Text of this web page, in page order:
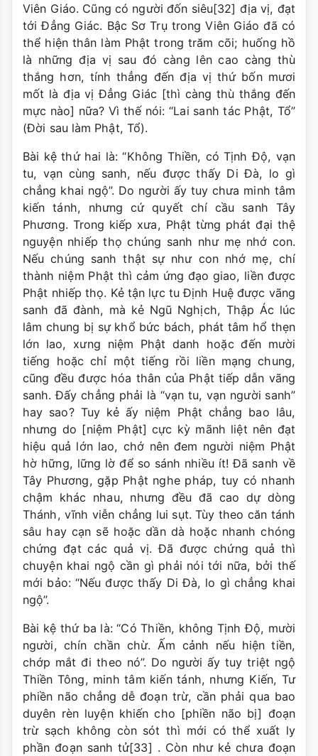
Viên Giáo. Cũng có người đốn siêu[32] địa vị, đạt
tới Ðẳng Giác. Bậc Sơ Trụ trong Viên Giáo đã có
thể hiện thân làm Phật trong trăm cõi; huống hồ
là những địa vị sau đó càng lên cao càng thù
thắng hơn, tính thẳng đến địa vị thứ bốn mươi
mốt là địa vị Ðẳng Giác [thì càng thù thắng đến
mực nào] nữa? Vì thế nói: “Lai sanh tác Phật, Tổ”
(Đời sau làm Phật, Tổ).
Bài kệ thứ hai là: “Không Thiền, có Tịnh Ðộ, vạn
tu, vạn cùng sanh, nếu được thấy Di Ðà, lo gì
chẳng khai ngộ”. Do người ấy tuy chưa minh tâm
kiến tánh, nhưng cứ quyết chí cầu sanh Tây
Phương. Trong kiếp xưa, Phật từng phát đại thệ
nguyện nhiếp thọ chúng sanh như mẹ nhớ con.
Nếu chúng sanh thật sự như con nhớ mẹ, chí
thành niệm Phật thì cảm ứng đạo giao, liền được
Phật nhiếp thọ. Kẻ tận lực tu Ðịnh Huệ được vãng
sanh đã đành, mà kẻ Ngũ Nghịch, Thập Ác lúc
lâm chung bị sự khổ bức bách, phát tâm hổ thẹn
lớn lao, xưng niệm Phật danh hoặc đến mười
tiếng hoặc chỉ một tiếng rồi liền mạng chung,
cũng đều được hóa thân của Phật tiếp dẫn vãng
sanh. Ðấy chẳng phải là “vạn tu, vạn người sanh”
hay sao? Tuy kẻ ấy niệm Phật chẳng bao lâu,
nhưng do [niệm Phật] cực kỳ mãnh liệt nên đạt
hiệu quả lớn lao, chớ nên đem người niệm Phật
hờ hững, lững lờ để so sánh nhiều ít! Ðã sanh về
Tây Phương, gặp Phật nghe pháp, tuy có nhanh
chậm khác nhau, nhưng đều đã cao dự dòng
Thánh, vĩnh viễn chẳng lui sụt. Tùy theo căn tánh
sâu hay cạn sẽ hoặc dần dà hoặc nhanh chóng
chứng đạt các quả vị. Đã được chứng quả thì
chuyện khai ngộ cần gì phải nói tới nữa, bởi thế
mới bảo: “Nếu được thấy Di Ðà, lo gì chẳng khai
ngộ”.
Bài kệ thứ ba là: “Có Thiền, không Tịnh Ðộ, mười
người, chín chần chừ. Ấm cảnh nếu hiện tiền,
chớp mắt đi theo nó”. Do người ấy tuy triệt ngộ
Thiền Tông, minh tâm kiến tánh, nhưng Kiến, Tư
phiền não chẳng dễ đoạn trừ, cần phải qua bao
duyên rèn luyện khiến cho [phiền não bị] đoạn
trừ sạch không còn sót thì mới có thể xuất ly
phần đoạn sanh tử[33] . Còn như kẻ chưa đoạn